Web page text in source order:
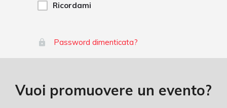
Ricordami
Password dimenticata?
Vuoi promuovere un evento?